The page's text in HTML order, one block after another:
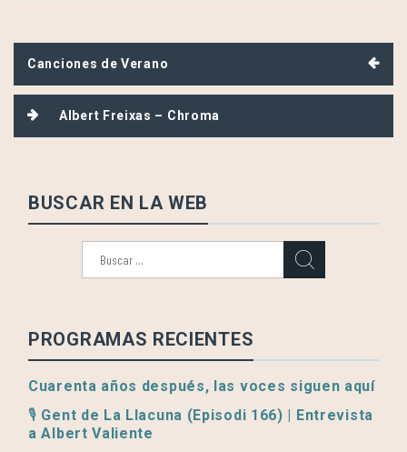
Navegación
de
entradas
Canciones de Verano
Albert Freixas – Chroma
BUSCAR EN LA WEB
PROGRAMAS RECIENTES
Cuarenta años después, las voces siguen aquí
🎙️ Gent de La Llacuna (Episodi 166) | Entrevista
a Albert Valiente